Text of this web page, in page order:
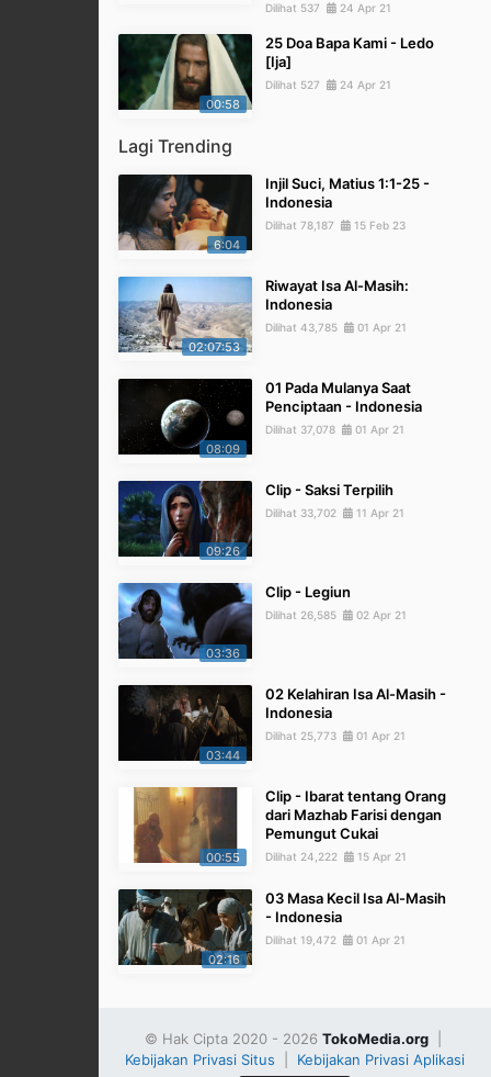
Dilihat 537 24 Apr 21
00:58
25 Doa Bapa Kami - Ledo
[Ija]
Dilihat 527 24 Apr 21
Lagi Trending
6:04
Injil Suci, Matius 1:1-25 -
Indonesia
Dilihat 78,187 15 Feb 23
02:07:53
Riwayat Isa Al-Masih:
Indonesia
Dilihat 43,785 01 Apr 21
08:09
01 Pada Mulanya Saat
Penciptaan - Indonesia
Dilihat 37,078 01 Apr 21
09:26
Clip - Saksi Terpilih
Dilihat 33,702 11 Apr 21
03:36
Clip - Legiun
Dilihat 26,585 02 Apr 21
03:44
02 Kelahiran Isa Al-Masih -
Indonesia
Dilihat 25,773 01 Apr 21
00:55
Clip - Ibarat tentang Orang
dari Mazhab Farisi dengan
Pemungut Cukai
Dilihat 24,222 15 Apr 21
02:16
03 Masa Kecil Isa Al-Masih
- Indonesia
Dilihat 19,472 01 Apr 21
© Hak Cipta 2020 - 2026 TokoMedia.org|
Kebijakan Privasi Situs
Kebijakan Privasi Aplikasi